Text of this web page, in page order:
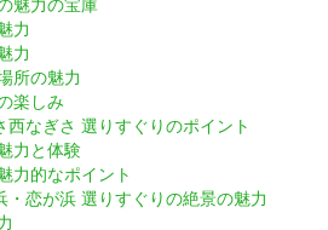
力
力
所の魅力
楽しみ
なぎさ 選りすぐりのポイント
力と体験
力的なポイント
・恋が浜 選りすぐりの絶景の魅力